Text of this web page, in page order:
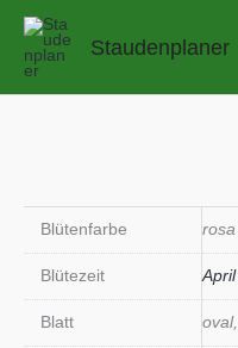
Zum
springen
Staudenplaner
Blütenfarbe rosa
Blütezeit
Blatt